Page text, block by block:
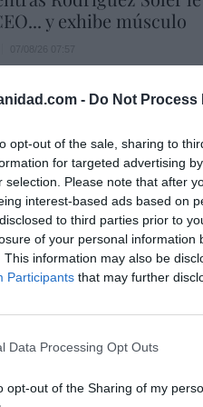
- Do Not
opt-out of the sale, sharing to
for targeted advertising
selection. Please note that after
interest-based ads based on
to third parties prior to
of your personal information
This information may also be
Participants that may further
Data Processing Opt Outs
opt-out of the Sharing of my
y exhibe músculo
levanta de la tumbona
como que trabaja
08/26 14:10
británica easyJet
posible: Apollo... pero
total